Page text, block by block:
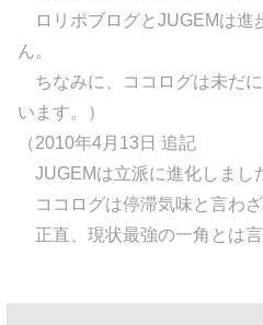
ロリポブログとJUGEMは進
ん。
ちなみに、ココログは未だ
います。）
（2010年4月13日 追記
JUGEMは立派に進化しまし
ココログは停滞気味と言わざ
正直、現状最強の一角とは言